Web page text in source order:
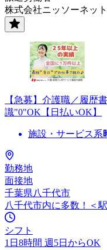
株式会社ニッソーネッ
【急募】介護職／履歴
識"0"OK【日払いOK】
施設・サービス系
勤務地
面接地
千葉県八千代市
八千代市内に多数！＜
シフト
1日8時間 週5日からOK